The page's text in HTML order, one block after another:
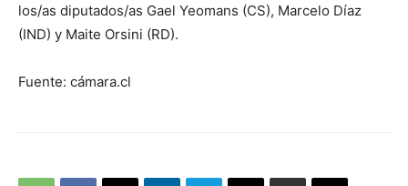
los/as diputados/as Gael Yeomans (CS), Marcelo Díaz
(IND) y Maite Orsini (RD).
Fuente: cámara.cl